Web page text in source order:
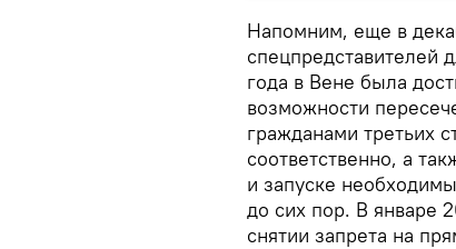
Напомним, еще в
спецпредставителей
года в Вене была
возможности
гражданами третьих
соответственно, а
и запуске
до сих пор. В январе
снятии запрета на